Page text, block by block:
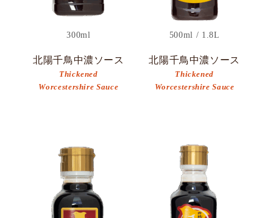
300ml
北陽千鳥中濃ソース
Thickened
Worcestershire Sauce
500ml / 1.8L
北陽千鳥中濃ソース
Thickened
Worcestershire Sauce